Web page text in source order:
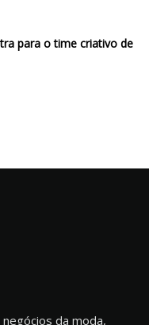
para o time criativo de
da moda,